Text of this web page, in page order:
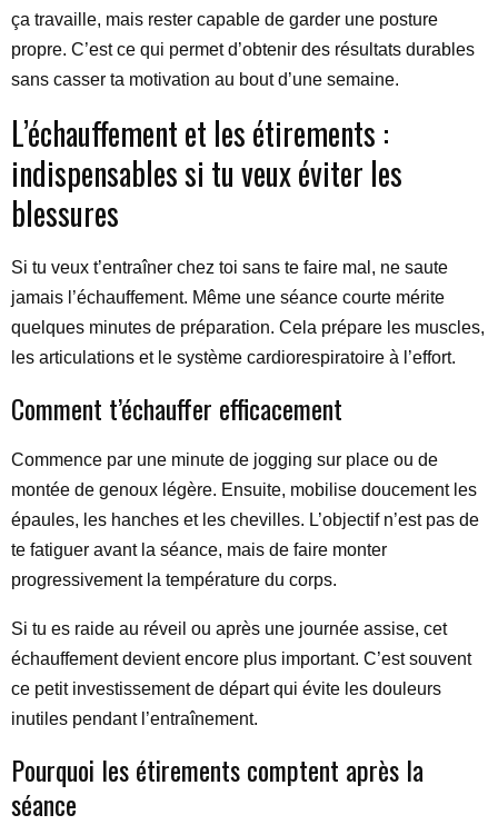
ça travaille, mais rester capable de garder une posture
propre. C’est ce qui permet d’obtenir des résultats durables
sans casser ta motivation au bout d’une semaine.
L’échauffement et les étirements :
indispensables si tu veux éviter les
blessures
Si tu veux t’entraîner chez toi sans te faire mal, ne saute
jamais l’échauffement. Même une séance courte mérite
quelques minutes de préparation. Cela prépare les muscles,
les articulations et le système cardiorespiratoire à l’effort.
Comment t’échauffer efficacement
Commence par une minute de jogging sur place ou de
montée de genoux légère. Ensuite, mobilise doucement les
épaules, les hanches et les chevilles. L’objectif n’est pas de
te fatiguer avant la séance, mais de faire monter
progressivement la température du corps.
Si tu es raide au réveil ou après une journée assise, cet
échauffement devient encore plus important. C’est souvent
ce petit investissement de départ qui évite les douleurs
inutiles pendant l’entraînement.
Pourquoi les étirements comptent après la
séance